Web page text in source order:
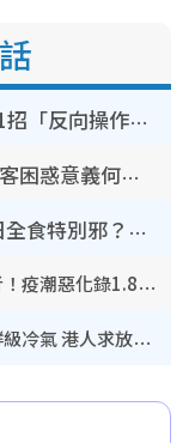
WhatsApp預設貼圖點刪？揭1招「反向操作」還原簡潔介面 附3步實測教學
香港山邊鐵閘邊門大開？內地客困惑意義何在！網民神回覆：呢種叫法理性防禦
鬼門開2026｜農曆七月撞正日全食特別邪？專家警告切忌做一事！揭4大禁忌+2招保平安
奪命寄生蟲｜食生菜狂瀉首現死者！疫潮惡化錄1.8萬宗病例 揭洗菜3大謬誤
內地客歎港人唔識老！揭港鐵保鮮級冷氣 港人求放過：咪投訴